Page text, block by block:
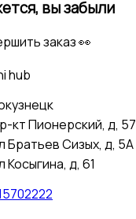
вы забыли
заказ 👀
hub
кт Пионерский, д, 57
Братьев Сизых, д, 5А
Косыгина, д, 61